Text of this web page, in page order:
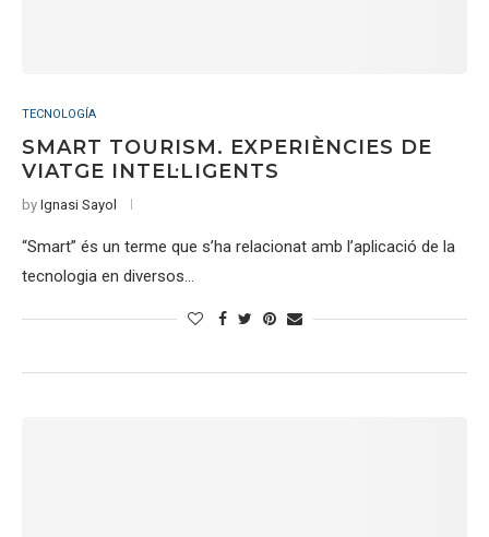
TECNOLOGÍA
SMART TOURISM. EXPERIÈNCIES DE
VIATGE INTEL·LIGENTS
by Ignasi Sayol
“Smart” és un terme que s’ha relacionat amb l’aplicació de la
tecnologia en diversos…